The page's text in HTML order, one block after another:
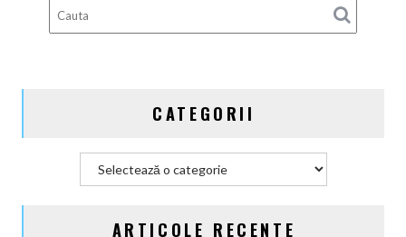
coupe-
urilor
să
CATEGORII
ARTICOLE RECENTE